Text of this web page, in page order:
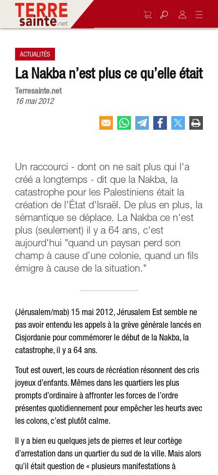
ACTUALITÉS
La Nakba n’est plus ce qu’elle était
Terresainte.net
16 mai 2012
Un raccourci - dont on ne sait plus qui l'a
créé a longtemps - dit que la Nakba, la
catastrophe pour les Palestiniens était la
création de l'État d'Israël. De plus en plus, la
sémantique se déplace. La Nakba ce n'est
plus (seulement) il y a 64 ans, c'est
aujourd'hui "quand un paysan perd son
champ à cause d’une colonie, quand un fils
émigre à cause de la situation."
(Jérusalem/mab) 15 mai 2012, Jérusalem Est semble ne
pas avoir entendu les appels à la grève générale lancés en
Cisjordanie pour commémorer le début de la Nakba, la
catastrophe, il y a 64 ans.
Tout est ouvert, les cours de récréation résonnent des cris
joyeux d’enfants. Mêmes dans les quartiers les plus
prompts d’ordinaire à affronter les forces de l’ordre
présentes quotidiennement pour empêcher les heurts avec
les colons, c’est plutôt calme.
Il y a bien eu quelques jets de pierres et leur cortège
d’arrestation dans un quartier du sud de la ville. Mais alors
qu’il était question de « plusieurs manifestations à